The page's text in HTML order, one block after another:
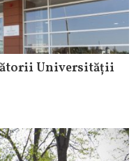
Universității